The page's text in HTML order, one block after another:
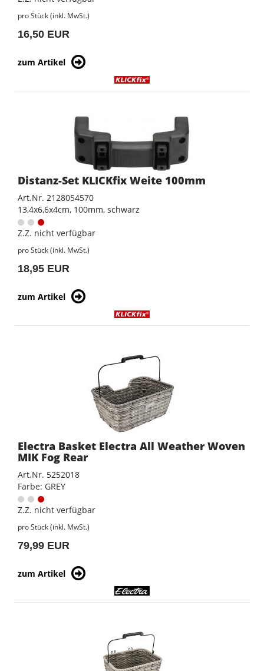
pro Stück (inkl. MwSt.)
16,50 EUR
zum Artikel
Distanz-Set KLICKfix Weite 100mm
Art.Nr. 2128054570
13,4x6,6x4cm, 100mm, schwarz
Z.Z. nicht verfügbar
pro Stück (inkl. MwSt.)
18,95 EUR
zum Artikel
Electra Basket Electra All Weather Woven
MIK Fog Rear
Art.Nr. 5252018
Farbe: GREY
Z.Z. nicht verfügbar
pro Stück (inkl. MwSt.)
79,99 EUR
zum Artikel